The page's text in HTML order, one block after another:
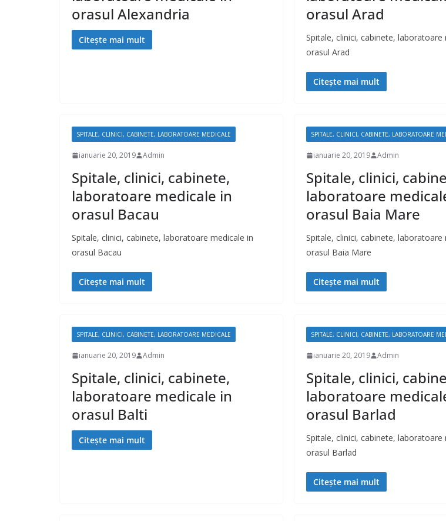
orasul Alexandria
Citește mai mult
orasul Arad
Spitale, clinici, cabinete, laboratoare
orasul Arad
Citește mai mult
SPITALE, CLINICI, CABINETE, LABORATOARE MEDICALE
ianuarie 20, 2019 Admin
Spitale, clinici, cabinete,
laboratoare medicale in
orasul Bacau
Spitale, clinici, cabinete, laboratoare medicale in
orasul Bacau
Citește mai mult
SPITALE, CLINICI, CABINETE, LABORATOARE
ianuarie 20, 2019 Admin
Spitale, clinici,
laboratoare
orasul Baia Mare
Spitale, clinici, cabinete, laboratoare
orasul Baia Mare
Citește mai mult
SPITALE, CLINICI, CABINETE, LABORATOARE MEDICALE
ianuarie 20, 2019 Admin
Spitale, clinici, cabinete,
laboratoare medicale in
orasul Balti
Citește mai mult
SPITALE, CLINICI, CABINETE, LABORATOARE
ianuarie 20, 2019 Admin
Spitale, clinici,
laboratoare
orasul Barlad
Spitale, clinici, cabinete, laboratoare
orasul Barlad
Citește mai mult